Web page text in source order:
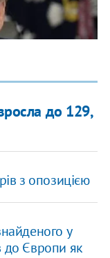
до 129,
з опозицією
у
до Європи як